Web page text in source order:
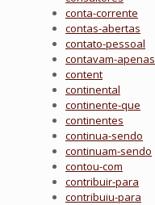
conta-corrente
contas-abertas
contato-pessoal
contavam-apenas
content
continental
continente-que
continentes
continua-sendo
continuam-sendo
contou-com
contribuir-para
contribuiu-para